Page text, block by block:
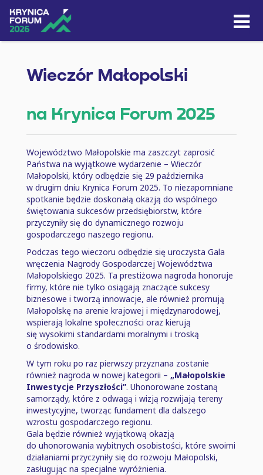
Wieczór Małopolski
na Krynica Forum 2025
Województwo Małopolskie ma zaszczyt zaprosić
Państwa na wyjątkowe wydarzenie ⁠–⁠ Wieczór
Małopolski, który odbędzie się 29 października
w drugim dniu Krynica Forum 2025. To niezapomniane
spotkanie będzie doskonałą okazją do wspólnego
świętowania sukcesów przedsiębiorstw, które
przyczyniły się do dynamicznego rozwoju
gospodarczego naszego regionu.
Podczas tego wieczoru odbędzie się uroczysta Gala
wręczenia Nagrody Gospodarczej Województwa
Małopolskiego 2025. Ta prestiżowa nagroda honoruje
firmy, które nie tylko osiągają znaczące sukcesy
biznesowe i tworzą innowacje, ale również promują
Małopolskę na arenie krajowej i międzynarodowej,
wspierają lokalne społeczności oraz kierują
się wysokimi standardami moralnymi i troską
o środowisko.
W tym roku po raz pierwszy przyznana zostanie
również nagroda w nowej kategorii ⁠–⁠ „Małopolskie
Inwestycje Przyszłości”. Uhonorowane zostaną
samorządy, które z odwagą i wizją rozwijają tereny
inwestycyjne, tworząc fundament dla dalszego
wzrostu gospodarczego regionu.
Gala będzie również wyjątkową okazją
do uhonorowania wybitnych osobistości, które swoimi
działaniami przyczyniły się do rozwoju Małopolski,
zasługując na specjalne wyróżnienia.